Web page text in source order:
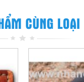
CÙNG LOẠI